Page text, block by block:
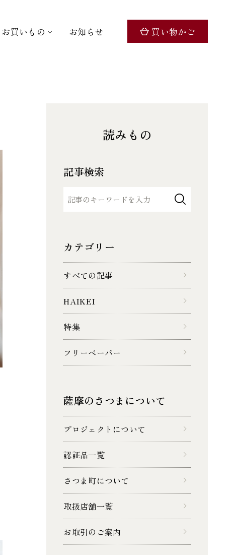
お買いもの お知らせ 買い物かご
読みもの
記事検索
カテゴリー
すべての記事
HAIKEI
特集
フリーペーパー
薩摩のさつまについて
プロジェクトについて
認証品一覧
さつま町について
取扱店舗一覧
お取引のご案内